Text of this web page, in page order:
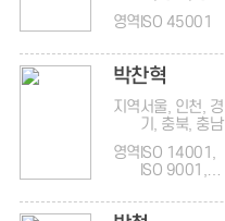
영역 ISO 45001
박찬혁
지역서울, 인천, 경
기, 충북, 충남
영역 ISO 14001,
ISO 9001,
ISO